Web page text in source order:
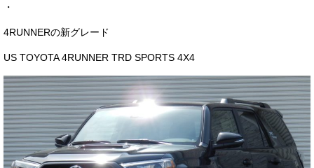
・
4RUNNERの新グレード
US TOYOTA 4RUNNER TRD SPORTS 4X4